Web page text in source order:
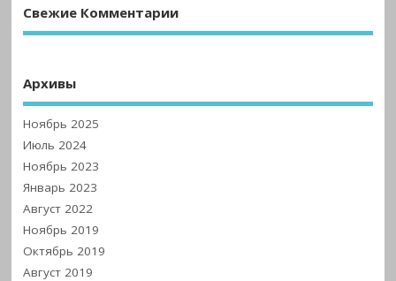
Свежие Комментарии
Архивы
Ноябрь 2025
Июль 2024
Ноябрь 2023
Январь 2023
Август 2022
Ноябрь 2019
Октябрь 2019
Август 2019